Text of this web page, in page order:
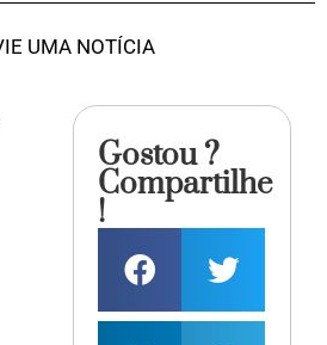
UMA NOTÍCIA
Gostou ?
Compartilhe
!